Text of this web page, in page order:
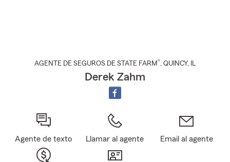
AGENTE DE SEGUROS DE STATE FARM®, QUINCY, IL
Derek Zahm
Agente de texto Llamar al agente Email al agente